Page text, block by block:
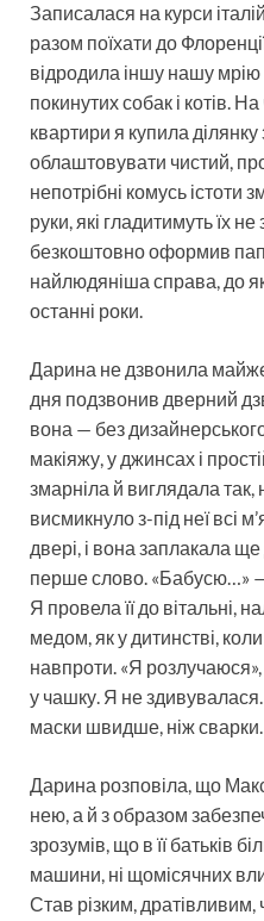
Записалася на курси
разом поїхати до
відродила іншу нашу
покинутих собак і котів.
квартири я купила ділянку
облаштовувати чистий,
непотрібні комусь істоти
руки, які гладитимуть їх
безкоштовно оформив
найлюдяніша справа, до
останні роки.
Дарина не дзвонила
дня подзвонив дверний
вона — без
макіяжу, у джинсах і
змарніла й виглядала так,
висмикнуло з-під неї всі
двері, і вона заплакала
перше слово. «Бабусю…»
Я провела її до вітальні,
медом, як у дитинстві, коли
навпроти. «Я
у чашку. Я не
маски швидше, ніж сварки.
Дарина розповіла, що
нею, а й з образом
зрозумів, що в її батьків
машини, ні щомісячних
Став різким,